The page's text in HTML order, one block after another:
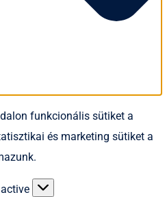
funkcionális sütiket a
és marketing sütiket a